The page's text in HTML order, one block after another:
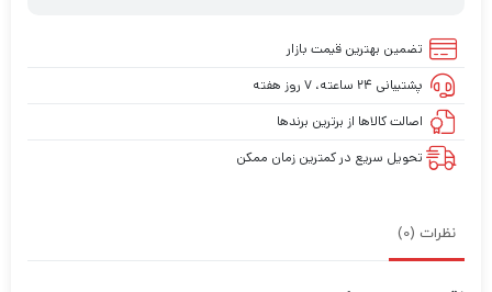
تضمین بهترین قیمت بازار
پشتیبانی ۲۴ ساعته، ۷ روز هفته
اصالت کالاها از برترین برندها
تحویل سریع در کمترین زمان ممکن
نظرات (0)